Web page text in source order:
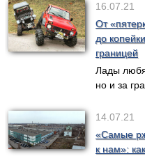
16.07.21
От
до
границей
Лады
но и за
14.07.21
«Самые
к нам»: